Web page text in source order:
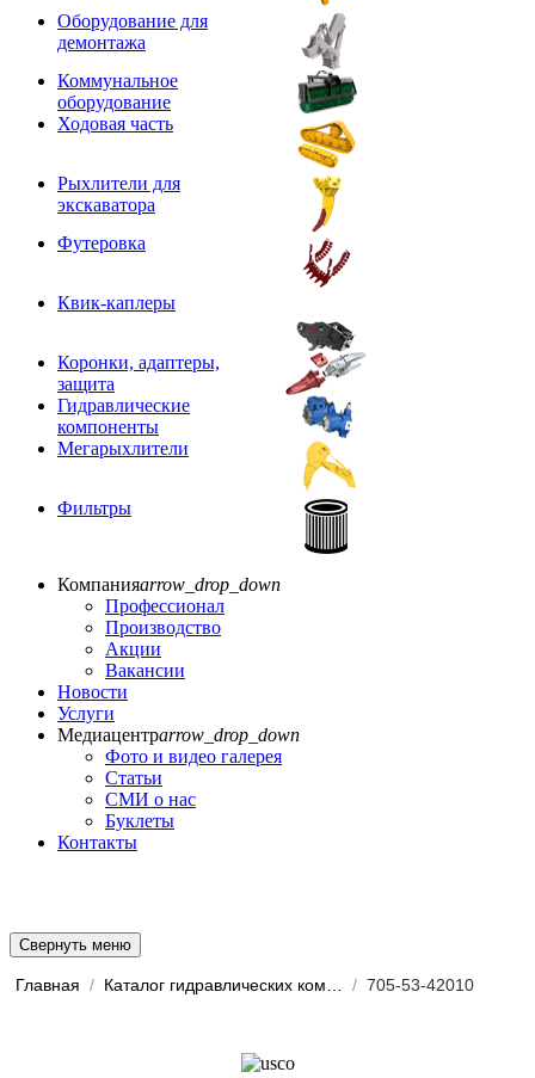
Оборудование для
демонтажа
Коммунальное
оборудование
Ходовая часть
Рыхлители для
экскаватора
Футеровка
Квик-каплеры
Коронки, адаптеры,
защита
Гидравлические
компоненты
Мегарыхлители
Фильтры
Компанияarrow_drop_down
Профессионал
Производство
Акции
Вакансии
Новости
Услуги
Медиацентрarrow_drop_down
Фото и видео галерея
Статьи
СМИ о нас
Буклеты
Контакты
Свернуть меню
Главная / / 705-53-42010